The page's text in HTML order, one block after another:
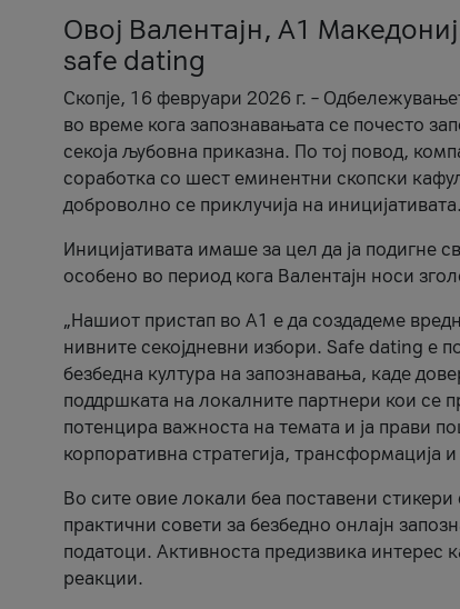
Овој Валентајн, A1
safe dating
Скопје, 16 февруари 2026 г. –
во време кога запознавањата се почесто
секоја љубовна приказна. По тој повод,
соработка со шест еминентни скопски
доброволно се приклучија на иницијативата.
Иницијативата имаше за цел да ја подигне
особено во период кога Валентајн носи
„Нашиот пристап во А1 е да создадеме
нивните секојдневни избори. Safe dating е
безбедна култура на запознавања, каде
поддршката на локалните партнери кои се
потенцира важноста на темата и ја прави
корпоративна стратегија,
Во сите овие локали беа поставени стикери
практични совети за безбедно онлајн
податоци. Активноста предизвика интерес
реакции.